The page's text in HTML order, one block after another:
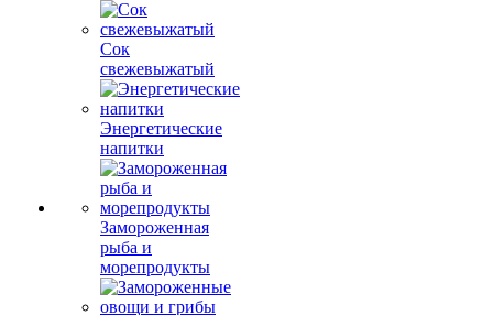
Сок
свежевыжатый
Энергетические
напитки
Замороженная
рыба и
морепродукты